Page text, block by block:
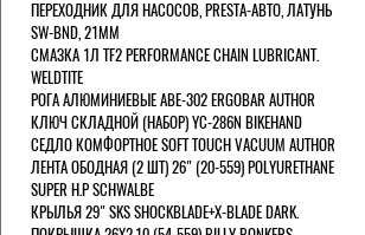
ПЕРЕХОДНИК ДЛЯ НАСОСОВ, PRESTA-АВТО, ЛАТУНЬ
SW-BND, 21ММ
СМАЗКА 1Л TF2 PERFORMANCE CHAIN LUBRICANT.
WELDTITE
РОГА АЛЮМИНИЕВЫЕ ABE-302 ERGOBAR AUTHOR
КЛЮЧ СКЛАДНОЙ (НАБОР) YC-286N BIKEHAND
СЕДЛО КОМФОРТНОЕ SOFT TOUCH VACUUM AUTHOR
ЛЕНТА ОБОДНАЯ (2 ШТ) 26" (20-559) POLYURETHANE
SUPER H.P SCHWALBE
КРЫЛЬЯ 29" SKS SHOCKBLADE+X-BLADE DARK.